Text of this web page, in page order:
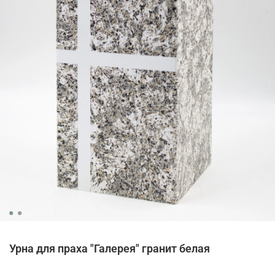
Урна для праха "Галерея" гранит белая